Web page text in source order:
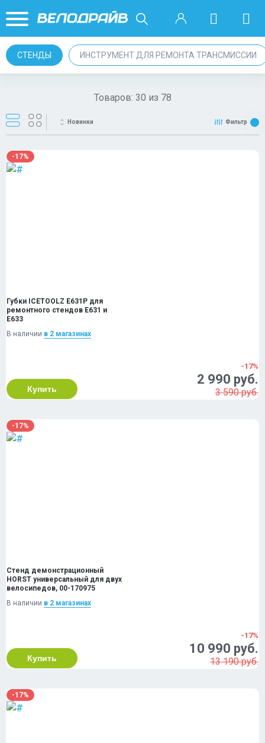
СТЕНДЫ ИНСТРУМЕНТ ДЛЯ РЕМОНТА ТРАНСМИССИИ
Товаров: 30 из 78
Новинки Фильтр
-17%
Губки ICETOOLZ E631P для
ремонтного стендов E631 и
E633
В наличии в 2 магазинах
Купить
-17%
2 990 руб.
3 590 руб.
-17%
Стенд демонстрационный
HORST универсальный для двух
велосипедов, 00-170975
В наличии в 2 магазинах
Купить
-17%
10 990 руб.
13 190 руб.
-17%